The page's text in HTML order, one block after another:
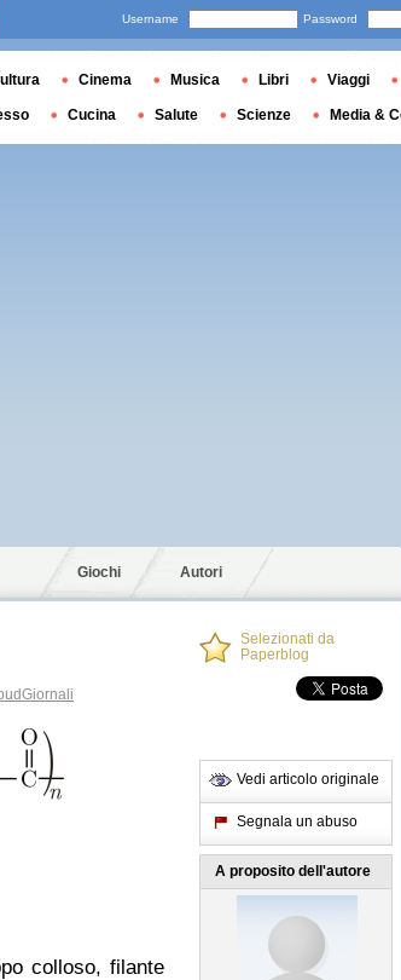
Giochi Autori
colloso, filante
Selezionati da
Paperblog
Vedi articolo originale
Segnala un abuso
A proposito dell'autore
Username Password
Cinema Musica Libri Viaggi
Cucina Salute Scienze Media &